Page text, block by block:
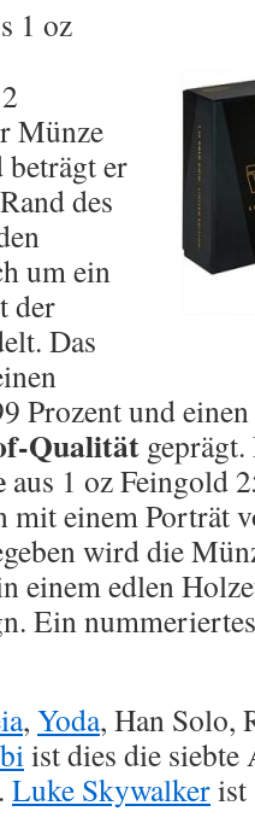
1 oz
Münze
beträgt er
des
um ein
der
Das
Prozent und
Qualität
aus 1 oz Feingold
mit einem Porträt
wird die
einem edlen
Ein
, Yoda, Han Solo,
ist dies die siebte
Luke Skywalkerist